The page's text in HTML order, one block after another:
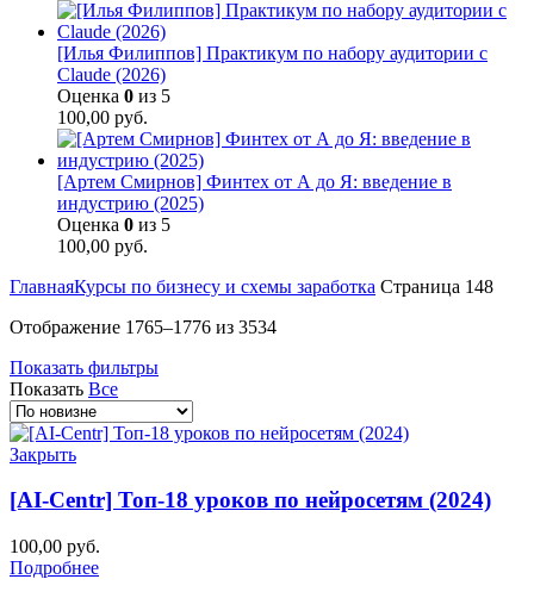
[Илья Филиппов] Практикум по набору аудитории с
Claude (2026)
Оценка 0 из 5
100,00 руб.
[Артем Смирнов] Финтех от А до Я: введение в
индустрию (2025)
Оценка 0 из 5
100,00 руб.
ГлавнаяКурсы по бизнесу и схемы заработка Страница 148
Отображение 1765–1776 из 3534Сортировка:
Показать фильтры
Показать Все
Закрыть
[AI-Centr] Топ-18 уроков по нейросетям (2024)
100,00 руб.
Подробнее